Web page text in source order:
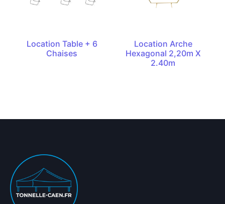
Location Table + 6
Chaises
Location Arche
Hexagonal 2,20m X
2.40m